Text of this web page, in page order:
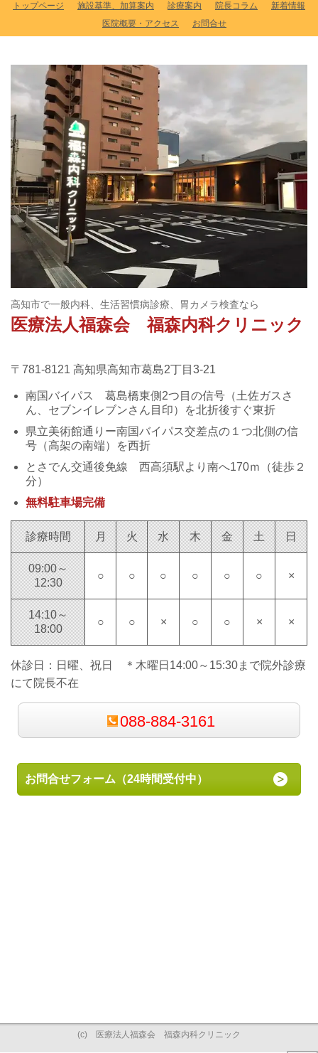
トップページ 施設基準、加算案内 診療案内 院長コラム
新着情報
医院概要・アクセス
お問合せ
高知市で一般内科、生活習慣病診療、胃カメラ検査なら
医療法人福森会福森内科クリニック
〒781-8121 高知県高知市葛島2丁目3-21
南国バイパス 葛島橋東側2つ目の信号（土佐ガスさ
ん、セブンイレブンさん目印）を北折後すぐ東折
県立美術館通りー南国バイパス交差点の１つ北側の信
号（高架の南端）を西折
とさでん交通後免線 西高須駅より南へ170ｍ（徒歩２
分）
無料駐車場完備
診療時間 月 火 水 木 金 土 日
09:00～
12:30
○ ○ ○ ○ ○ ○ ×
14:10～
18:00
○ ○ × ○ ○ × ×
休診日：日曜、祝日 ＊木曜日14:00～15:30まで院外診療
にて院長不在
088-884-3161
お問合せフォーム（24時間受付中）
(c) 医療法人福森会 福森内科クリニック